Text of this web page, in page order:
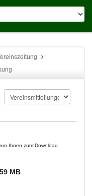
Ihnen zum Download
MB